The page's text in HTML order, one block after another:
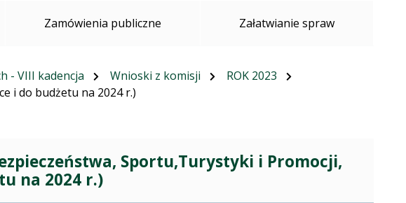
Zamówienia publiczne Załatwianie spraw
- VIII kadencja Wnioski z komisji
ROK 2023
i do budżetu na 2024 r.)
Sportu,Turystyki i Promocji,
na 2024 r.)